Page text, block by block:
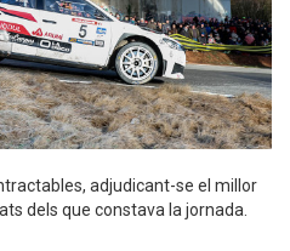
adjudicant-se el millor
dels que constava la jornada.